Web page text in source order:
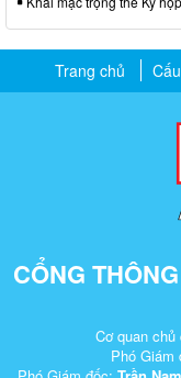
Trang chủ
CỔNG
Cơ quan
Phó Giám